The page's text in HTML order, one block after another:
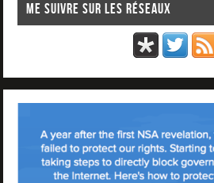
Me suivre sur les réseaux